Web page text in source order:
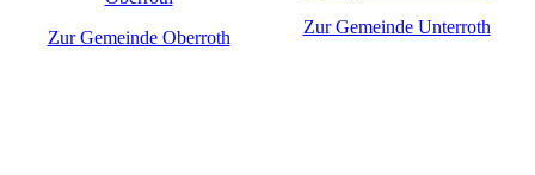
Zur Gemeinde Oberroth
Zur Gemeinde Unterroth